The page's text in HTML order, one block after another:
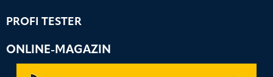
PROFI TESTER
ONLINE-MAGAZIN